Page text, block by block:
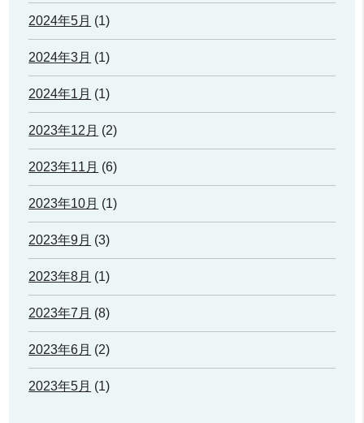
2024年5月 (1)
2024年3月 (1)
2024年1月 (1)
2023年12月 (2)
2023年11月 (6)
2023年10月 (1)
2023年9月 (3)
2023年8月 (1)
2023年7月 (8)
2023年6月 (2)
2023年5月 (1)